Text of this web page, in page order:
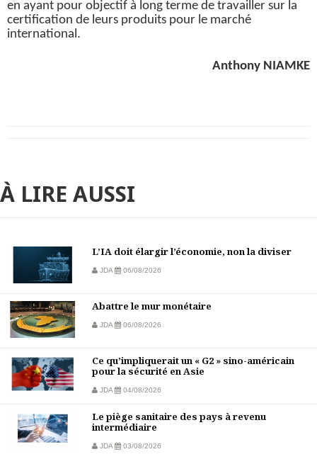
en ayant pour objectif à long terme de travailler sur la
certification de leurs produits pour le marché
international.
Anthony NIAMKE
À LIRE AUSSI
L’IA doit élargir l’économie, non la diviser
JDA 06/08/2026
Abattre le mur monétaire
JDA 06/08/2026
Ce qu’impliquerait un « G2 » sino-américain
pour la sécurité en Asie
JDA 04/08/2026
Le piège sanitaire des pays à revenu
intermédiaire
JDA 03/08/2026